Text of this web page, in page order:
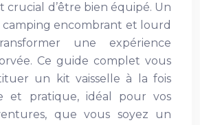
crucial d’être bien équipé. Un
camping encombrant et lourd
une expérience
Ce guide complet vous
un kit vaisselle à la fois
et pratique, idéal pour vos
que vous soyez un